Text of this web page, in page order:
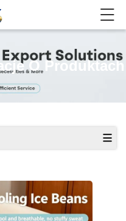
O Produktach